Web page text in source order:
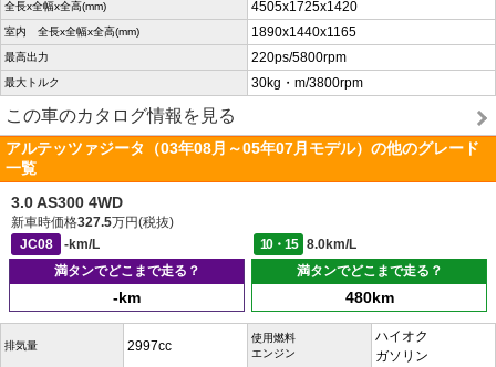
全長x全幅x全高(mm) 4505x1725x1420
室内 全長x全幅x全高(mm) 1890x1440x1165
最高出力 220ps/5800rpm
最大トルク 30kg・m/3800rpm
この車のカタログ情報を見る
アルテッツァジータ（03年08月～05年07月モデル）の他のグレード
一覧
3.0 AS300 4WD
新車時価格327.5万円(税抜)
JC08
-km/L 10・15
8.0km/L
満タンでどこまで走る？
-km
満タンでどこまで走る？
480km
排気量 2997cc
使用燃料
エンジン
ハイオク
ガソリン